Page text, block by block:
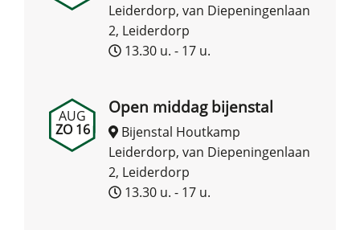
Leiderdorp, van Diepeningenlaan
2, Leiderdorp
13.30 u. - 17 u.
AUG
ZO 16
Open middag bijenstal
Bijenstal Houtkamp
Leiderdorp, van Diepeningenlaan
2, Leiderdorp
13.30 u. - 17 u.